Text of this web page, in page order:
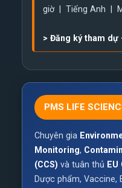
giờ | Tiếng Anh |
> Đăng ký tham
PMS LIFE
Chuyên gia
Monitoring,
(CCS) và tuân thủ EU
Dược phẩm,